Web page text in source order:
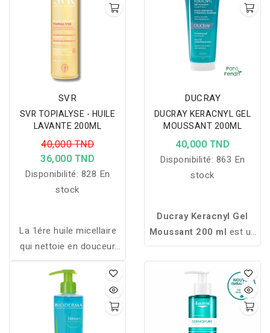
pour les peaux sensibles.
Elle protège
efficacement contre les
UVA/UVB tout en
hydratant la peau et en
liés au soleil
SVR
SVR TOPIALYSE - HUILE
LAVANTE 200ML
40,000 TND
36,000 TND
Disponibilité: 828 En
stock
La 1ére huile micellaire
qui nettoie en douceur
les peaux sèches à
atopiques de toute la
famille. Sa formule
minimaliste associe une
très haute concentration
DUCRAY
DUCRAY KERACNYL GEL
MOUSSANT 200ML
40,000 TND
Disponibilité: 863 En
stock
Ducray Keracnyl Gel
Moussant 200 ml est un
nettoyant sans savon
enrichi en Myrtacine. Il
nettoie en douceur,
purifie la peau en
profondeur et aide à
lutter contre les